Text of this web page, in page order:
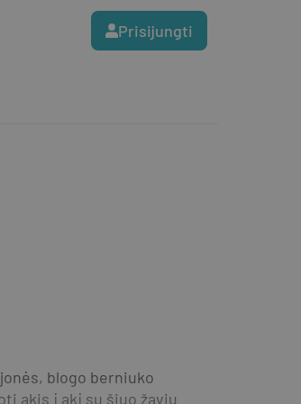
Prisijungti
blogo berniuko
akis į akį su šiuo žaviu